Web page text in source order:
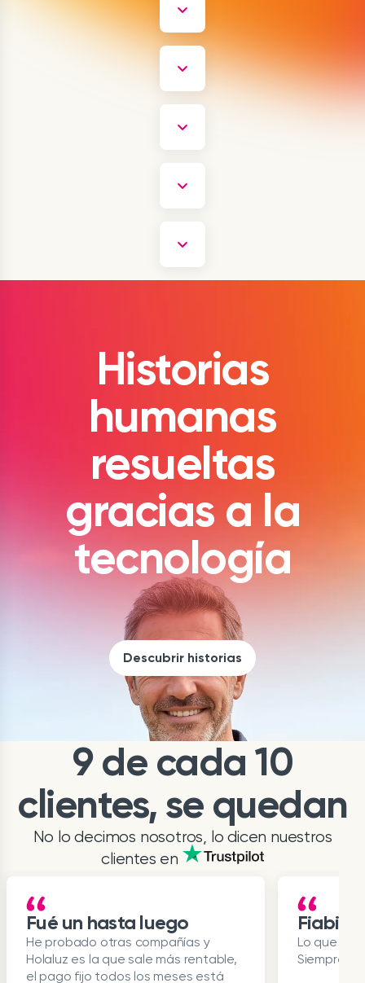
Historias
humanas
resueltas
gracias a la
tecnología
Descubrir historias
9 de cada 10
clientes, se quedan
No lo decimos nosotros, lo dicen nuestros
clientes en
Fué un hasta luego
He probado otras compañías y
Holaluz es la que sale más rentable,
el pago fijo todos los meses está
Lo que se
Siempre